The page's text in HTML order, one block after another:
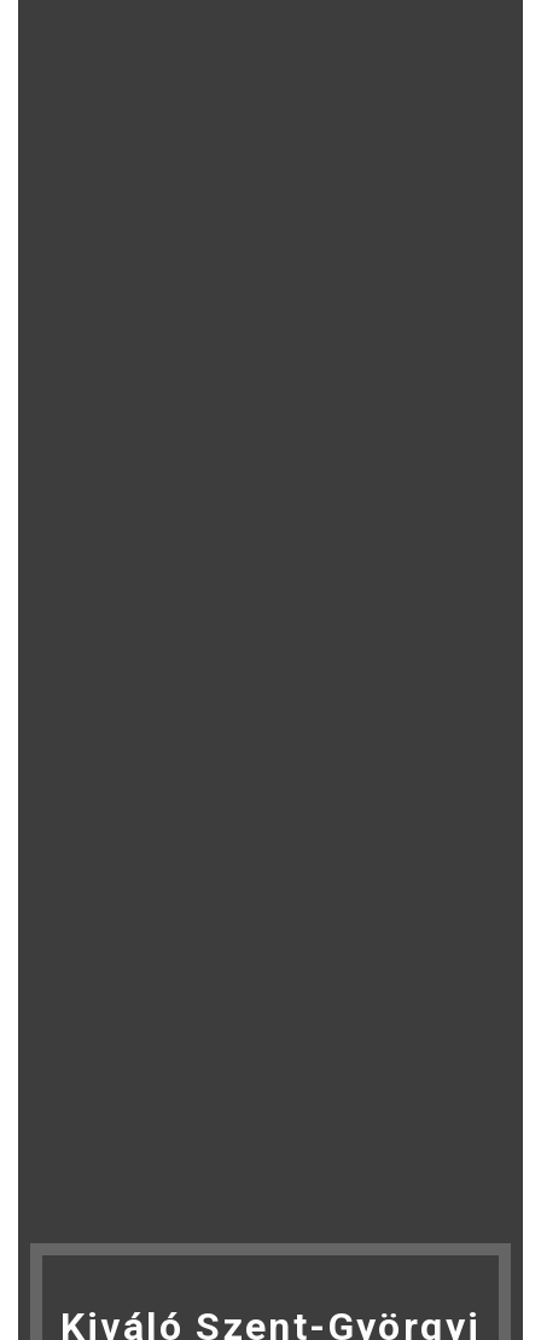
Kiváló Szent-Györgyi